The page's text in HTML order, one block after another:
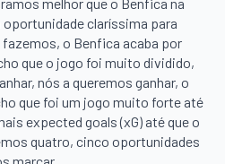
claríssima para
o Benfica acaba por
que o jogo foi muito dividido,
nós a queremos ganhar, o
que foi um jogo muito forte até
expected goals (xG) até que o
quatro, cinco oportunidades
marcar.